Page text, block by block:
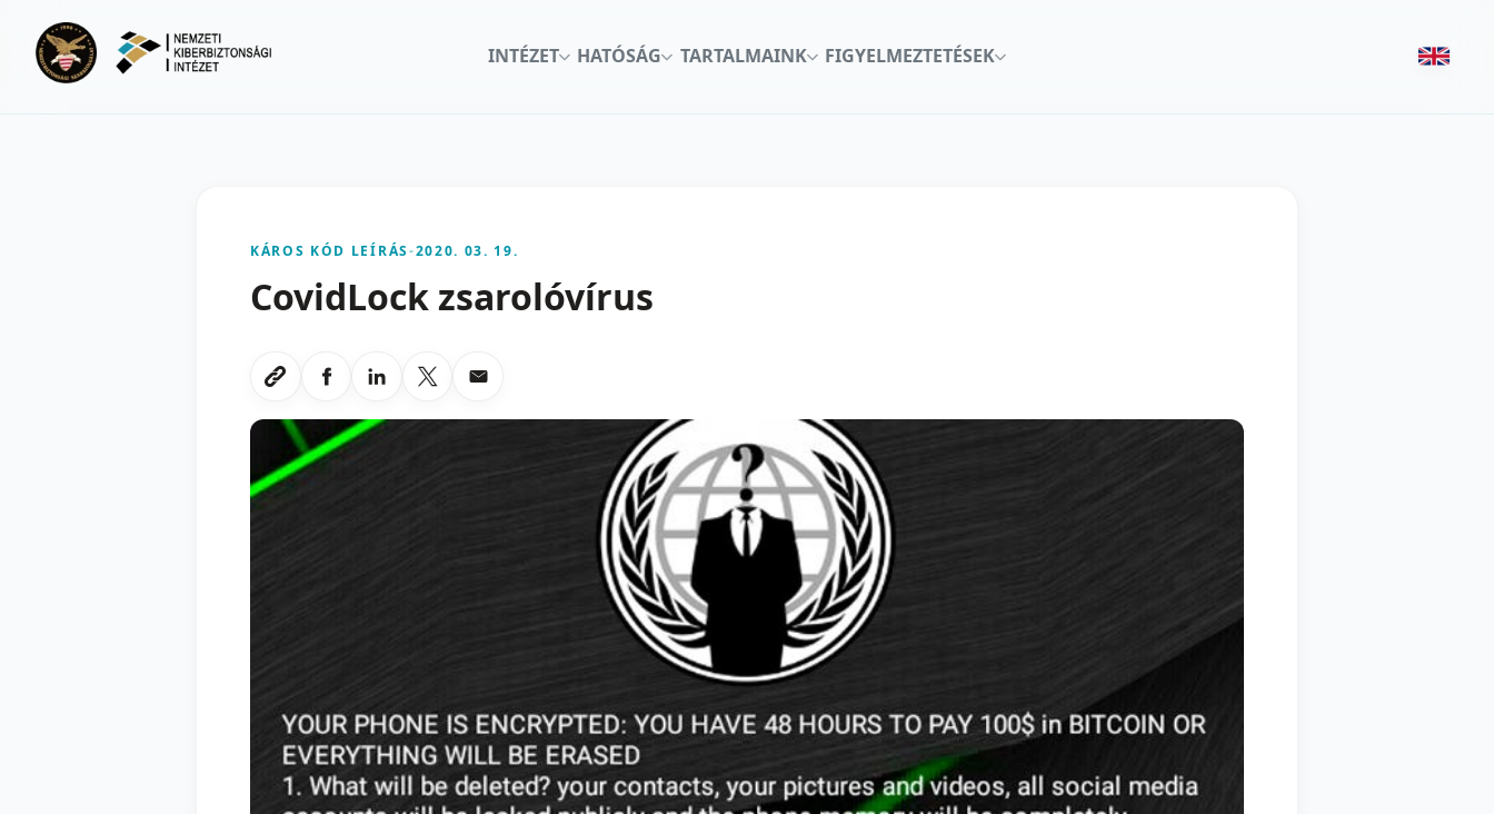
INTÉZET
HATÓSÁG TARTALMAINK FIGYELMEZTETÉSEK
KÁROS KÓD LEÍRÁS-2020. 03. 19.
CovidLock zsarolóvírus
Link masolasa
Megosztas Facebookon
Megosztas LinkedInen
Megosztas X-en
Megosztas emailben